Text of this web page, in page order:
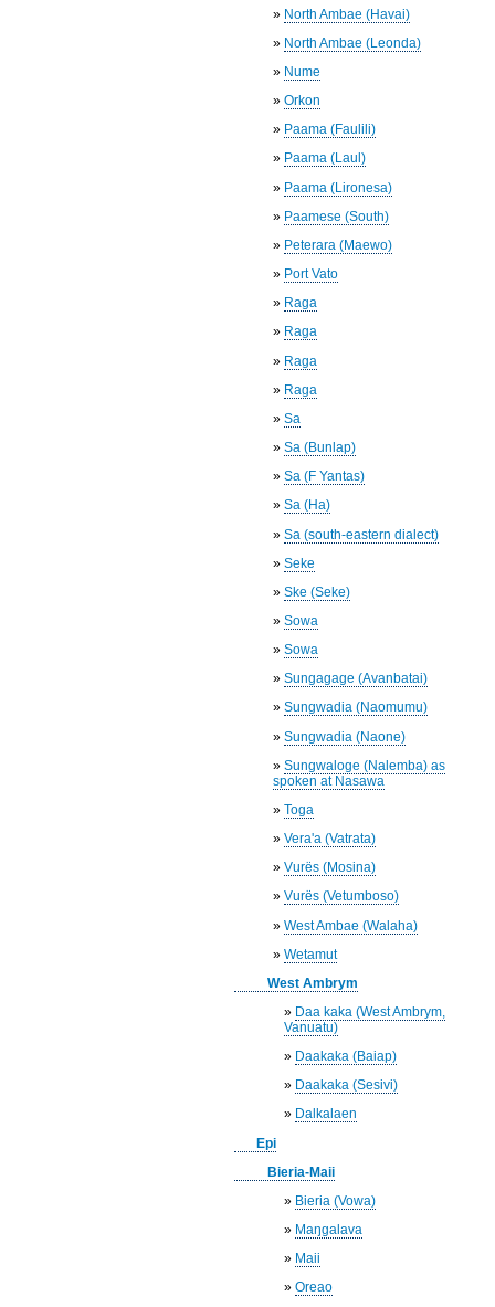
» North Ambae (Havai)
» North Ambae (Leonda)
» Nume
»Orkon
» Paama (Faulili)
» Paama (Laul)
» Paama (Lironesa)
» Paamese (South)
» Peterara (Maewo)
» Port Vato
» Raga
» Raga
» Raga
» Raga
»Sa
»Sa (Bunlap)
»Sa (F Yantas)
»Sa (Ha)
»Sa (south-eastern dialect)
»Seke
»Ske (Seke)
»Sowa
»Sowa
»Sungagage (Avanbatai)
»Sungwadia (Naomumu)
»Sungwadia (Naone)
»Sungwaloge (Nalemba) as
spoken at Nasawa
»Toga
»Vera'a (Vatrata)
»Vurës (Mosina)
»Vurës (Vetumboso)
»West Ambae (Walaha)
»Wetamut
West Ambrym
» Daa kaka (West Ambrym,
Vanuatu)
» Daakaka (Baiap)
» Daakaka (Sesivi)
» Dalkalaen
Epi
Bieria-Maii
» Bieria (Vowa)
» Maŋgalava
» Maii
»Oreao